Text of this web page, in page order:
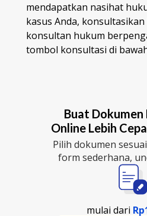
mendapatkan nasihat
kasus Anda,
konsultan hukum
tombol konsultasi di
Buat Dokumen
Online Lebih
Pilih dokumen
form sederhana,
mulai dari